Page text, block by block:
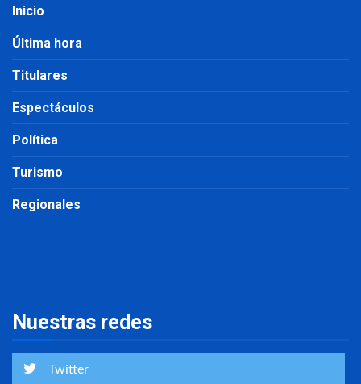
Inicio
Última hora
Titulares
Espectáculos
Política
Turismo
Regionales
Nuestras redes
Twitter